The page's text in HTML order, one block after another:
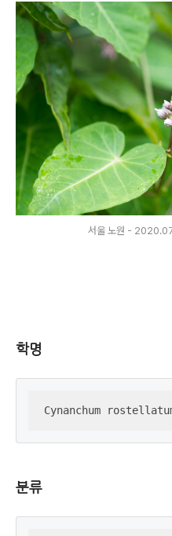
서울 노원 -
학명
Cynanchum
분류